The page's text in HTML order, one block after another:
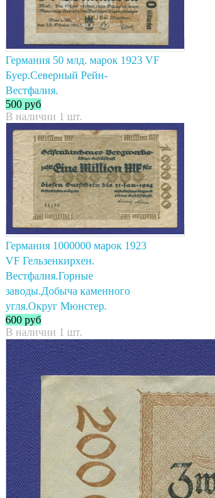
Германия 50 млд. марок 1923 VF
Буер.Северный Рейн-
Вестфалия.
500 руб
В наличии 1 шт.
Германия 1000000 марок 1923
VF Гельзенкирхен.
Вестфалия.Горные
заводы.Добыча каменного
угля.Округ Мюнстер.
600 руб
В наличии 1 шт.